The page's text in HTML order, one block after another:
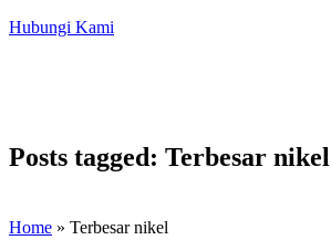
Hubungi Kami
Home » Terbesar nikel
Posts tagged: Terbesar nikel